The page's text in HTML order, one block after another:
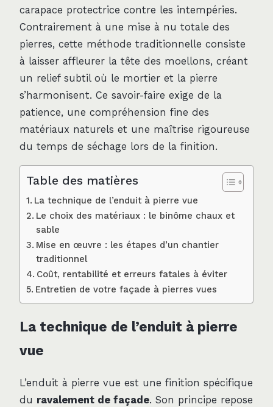
carapace protectrice contre les intempéries.
Contrairement à une mise à nu totale des
pierres, cette méthode traditionnelle consiste
à laisser affleurer la tête des moellons, créant
un relief subtil où le mortier et la pierre
s’harmonisent. Ce savoir-faire exige de la
patience, une compréhension fine des
matériaux naturels et une maîtrise rigoureuse
du temps de séchage lors de la finition.
Table des matières
La technique de l’enduit à pierre vue
Le choix des matériaux : le binôme chaux et
sable
Mise en œuvre : les étapes d’un chantier
traditionnel
Coût, rentabilité et erreurs fatales à éviter
Entretien de votre façade à pierres vues
La technique de l’enduit à pierre
vue
L’enduit à pierre vue est une finition spécifique
du ravalement de façade. Son principe repose